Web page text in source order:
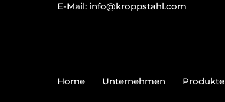
E-Mail: info@kroppstahl.com
Home Unternehmen Produkte